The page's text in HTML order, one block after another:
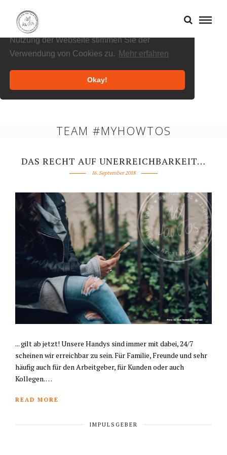
Cookies helfen uns bei der Bereitstellung
unserer Inhalte und Dienste. Durch die weitere
Nutzung der Webseite stimmen Sie der
Verwendung von Cookies zu.
Mehr erfahren
Okay!
TEAM #MYHOWTOS
DAS RECHT AUF UNERREICHBARKEIT…
16. September 2018
... gilt ab jetzt! Unsere Handys sind immer mit dabei, 24/7
scheinen wir erreichbar zu sein. Für Familie, Freunde und sehr
häufig auch für den Arbeitgeber, für Kunden oder auch
Kollegen. …
READ MORE
IMPULSGEBER